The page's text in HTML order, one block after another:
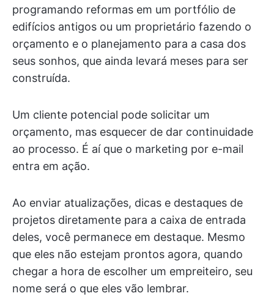
programando reformas em um portfólio de
edifícios antigos ou um proprietário fazendo o
orçamento e o planejamento para a casa dos
seus sonhos, que ainda levará meses para ser
construída.
Um cliente potencial pode solicitar um
orçamento, mas esquecer de dar continuidade
ao processo. É aí que o marketing por e-mail
entra em ação.
Ao enviar atualizações, dicas e destaques de
projetos diretamente para a caixa de entrada
deles, você permanece em destaque. Mesmo
que eles não estejam prontos agora, quando
chegar a hora de escolher um empreiteiro, seu
nome será o que eles vão lembrar.